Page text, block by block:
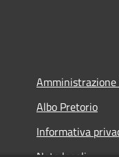
Albo Pretorio
Informativa